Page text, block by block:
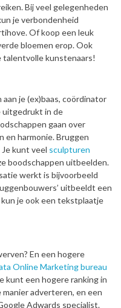
Bij veel gelegenheden
je verbondenheid
Of koop een leuk
bloemen erop. Ook
talentvolle kunstenaars!
je (ex)baas, coördinator
uitgedrukt in de
gaan over
en harmonie. Bruggen
kunt veel sculpturen
boodschappen uitbeelden.
werkt is bijvoorbeeld
uitbeeldt een
je ook een tekstplaatje
En een hogere
Online Marketing bureau
kunt een hogere ranking in
adverteren, en een
Adwards specialist.